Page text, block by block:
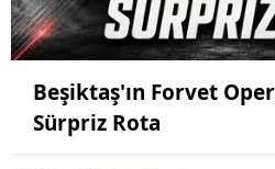
Beşiktaş'ın Forvet
Sürpriz Rota